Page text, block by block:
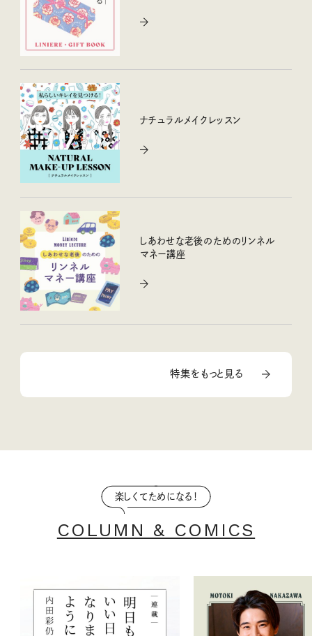
ナチュラルメイクレッスン
しあわせな老後のためのリンネル
マネー講座
特集をもっと見る
楽しくてためになる！
COLUMN & COMICS